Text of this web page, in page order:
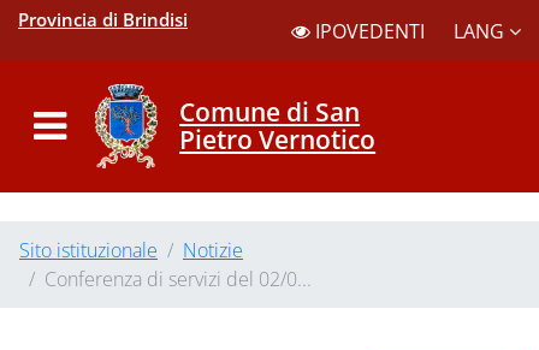
Provincia di Brindisi IPOVEDENTI LANG
Comune di San
Pietro Vernotico
Sito istituzionale
Notizie
Conferenza di servizi del 02/0...